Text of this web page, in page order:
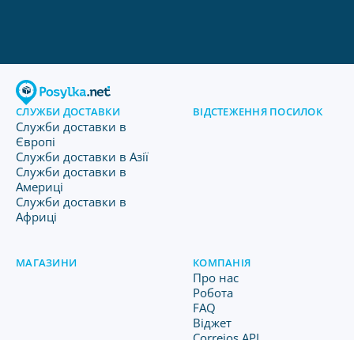
СЛУЖБИ ДОСТАВКИ
Служби доставки в
Європі
Служби доставки в Азії
Служби доставки в
Америці
Служби доставки в
Африці
ВІДСТЕЖЕННЯ ПОСИЛОК
МАГАЗИНИ КОМПАНІЯ
Про нас
Робота
FAQ
Віджет